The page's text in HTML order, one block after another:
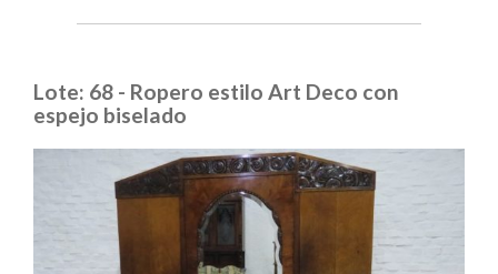
Lote: 68 - Ropero estilo Art Deco con
espejo biselado